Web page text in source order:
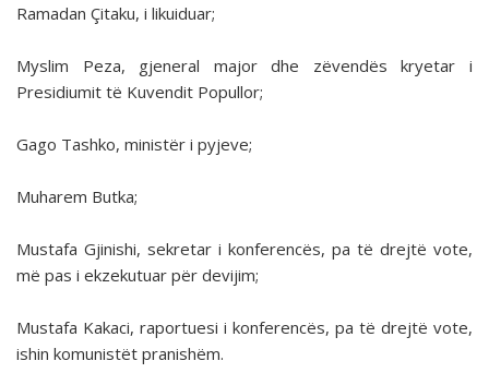
Ramadan Çitaku, i likuiduar;
Myslim Peza, gjeneral major dhe zëvendës kryetar i
Presidiumit të Kuvendit Popullor;
Gago Tashko, ministër i pyjeve;
Muharem Butka;
Mustafa Gjinishi, sekretar i konferencës, pa të drejtë vote,
më pas i ekzekutuar për devijim;
Mustafa Kakaci, raportuesi i konferencës, pa të drejtë vote,
ishin komunistët pranishëm.